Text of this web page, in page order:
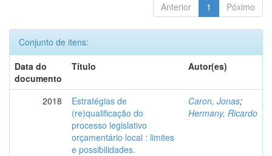
Anterior 1 Póximo
Conjunto de itens:
Data do
documento
Título Autor(es)
2018
Estratégias de
(re)qualificação do
processo legislativo
orçamentário local : limites
e possibilidades.
Caron, Jonas;
Hermany, Ricardo